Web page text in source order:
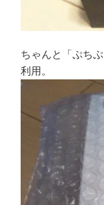
ちゃんと「ぷち
利用。